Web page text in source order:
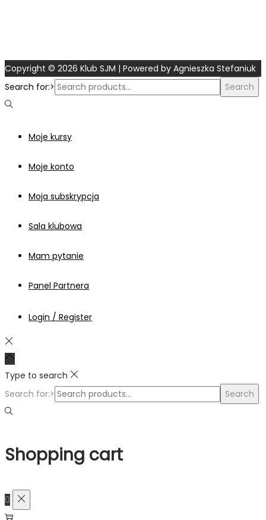
Copyright © 2026 Klub SJM | Powered by Agnieszka Stefaniuk
Search for:>
Search
Moje kursy
Moje konto
Moja subskrypcja
Sala klubowa
Mam pytanie
Panel Partnera
Login / Register
Type to search
Search for:>
Search
Shopping cart
0